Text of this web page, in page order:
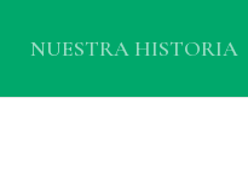
NUESTRA HISTORIA